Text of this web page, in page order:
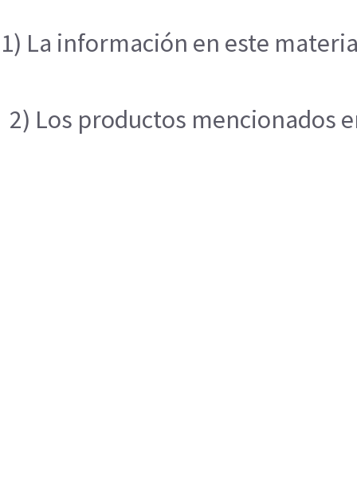
1) La información en este
2) Los productos mencionados